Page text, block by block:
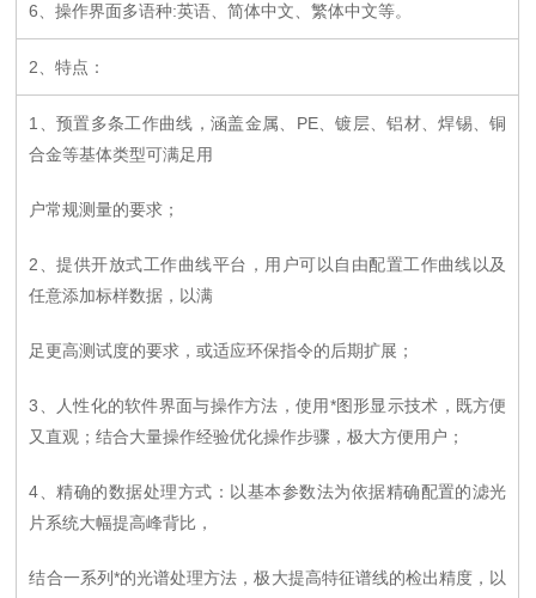
6、操作界面多语种:英语、简体中文、繁体中文等。
2、特点：
1、预置多条工作曲线，涵盖金属、PE、镀层、铝材、焊锡、铜
合金等基体类型可满足用
户常规测量的要求；
2、提供开放式工作曲线平台，用户可以自由配置工作曲线以及
任意添加标样数据，以满
足更高测试度的要求，或适应环保指令的后期扩展；
3、人性化的软件界面与操作方法，使用*图形显示技术，既方便
又直观；结合大量操作经验优化操作步骤，极大方便用户；
4、精确的数据处理方式：以基本参数法为依据精确配置的滤光
片系统大幅提高峰背比，
结合一系列*的光谱处理方法，极大提高特征谱线的检出精度，以